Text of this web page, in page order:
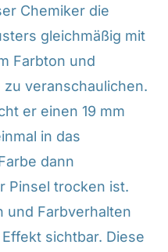
Chemiker die
gleichmäßig mit
Farbton und
veranschaulichen.
er einen 19 mm
in das
dann
Pinsel trocken ist.
und Farbverhalten
sichtbar. Diese